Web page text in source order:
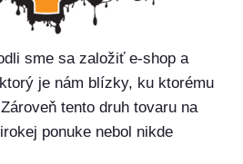
sme sa založiť e-shop a
je nám blízky, ku ktorému
tento druh tovaru na
ponuke nebol nikde